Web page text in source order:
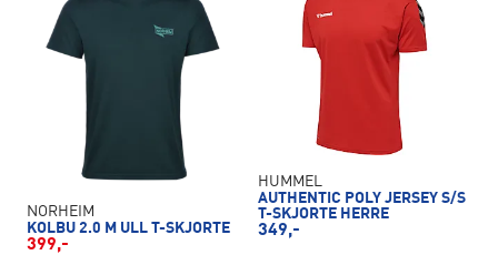
NORHEIM
KOLBU 2.0 M ULL T-SKJORTE
399,-
HUMMEL
AUTHENTIC POLY JERSEY S/S
T-SKJORTE HERRE
349,-